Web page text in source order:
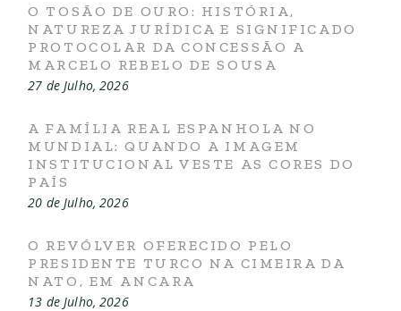
O TOSÃO DE OURO: HISTÓRIA,
NATUREZA JURÍDICA E SIGNIFICADO
PROTOCOLAR DA CONCESSÃO A
MARCELO REBELO DE SOUSA
27 de Julho, 2026
A FAMÍLIA REAL ESPANHOLA NO
MUNDIAL: QUANDO A IMAGEM
INSTITUCIONAL VESTE AS CORES DO
PAÍS
20 de Julho, 2026
O REVÓLVER OFERECIDO PELO
PRESIDENTE TURCO NA CIMEIRA DA
NATO, EM ANCARA
13 de Julho, 2026